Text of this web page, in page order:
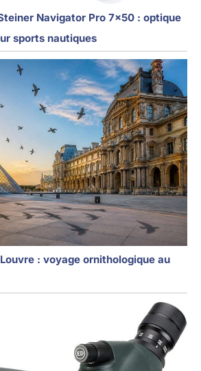
Navigator Pro 7×50 : optique
sports nautiques
: voyage ornithologique au